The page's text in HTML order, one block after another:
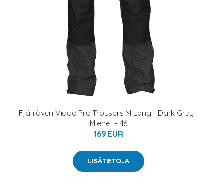
Fjällräven Vidda Pro Trousers M Long - Dark Grey -
Miehet - 46
169 EUR
LISÄTIETOJA